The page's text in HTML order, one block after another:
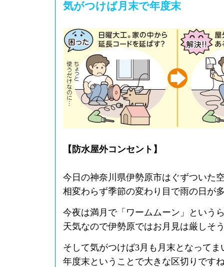
気がつけば月末で年度末
【防水屋外コンセント】
今日の神奈川県伊勢原市はぐずついた
相変わらず季節の変わり目で雨の日が
今夜は満月で「ワームムーン」という
天気なので伊勢原ではお月見は厳しそ
そして気がつけば3月も月末となって
年度末ということで大きな区切りです